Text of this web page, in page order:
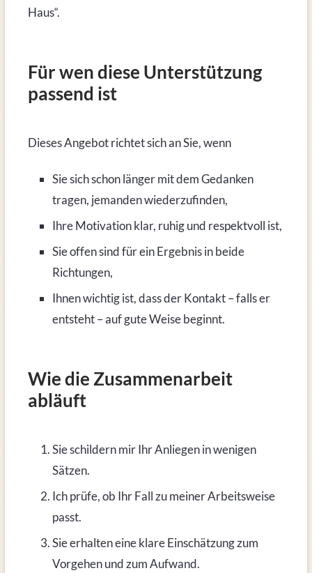
Haus“.
Für wen diese Unterstützung
passend ist
Dieses Angebot richtet sich an Sie, wenn
Sie sich schon länger mit dem Gedanken
tragen, jemanden wiederzufinden,
Ihre Motivation klar, ruhig und respektvoll ist,
Sie offen sind für ein Ergebnis in beide
Richtungen,
Ihnen wichtig ist, dass der Kontakt – falls er
entsteht – auf gute Weise beginnt.
Wie die Zusammenarbeit
abläuft
Sie schildern mir Ihr Anliegen in wenigen
Sätzen.
Ich prüfe, ob Ihr Fall zu meiner Arbeitsweise
passt.
Sie erhalten eine klare Einschätzung zum
Vorgehen und zum Aufwand.